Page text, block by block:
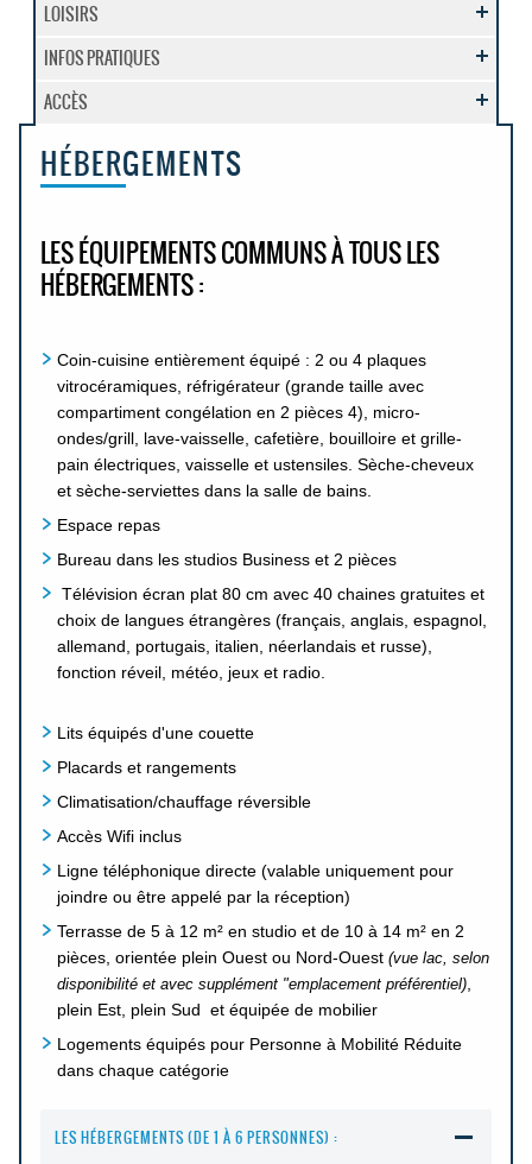
LOISIRS
INFOS PRATIQUES
ACCÈS
HÉBERGEMENTS
LES ÉQUIPEMENTS COMMUNS À TOUS LES
HÉBERGEMENTS :
Coin-cuisine entièrement équipé : 2 ou 4 plaques
vitrocéramiques, réfrigérateur (grande taille avec
compartiment congélation en 2 pièces 4), micro-
ondes/grill, lave-vaisselle, cafetière, bouilloire et grille-
pain électriques, vaisselle et ustensiles. Sèche-cheveux
et sèche-serviettes dans la salle de bains.
Espace repas
Bureau dans les studios Business et 2 pièces
Télévision écran plat 80 cm avec 40 chaines gratuites et
choix de langues étrangères (français, anglais, espagnol,
allemand, portugais, italien, néerlandais et russe),
fonction réveil, météo, jeux et radio.
Lits équipés d'une couette
Placards et rangements
Climatisation/chauffage réversible
Accès Wifi inclus
Ligne téléphonique directe (valable uniquement pour
joindre ou être appelé par la réception)
Terrasse de 5 à 12 m² en studio et de 10 à 14 m² en 2
pièces, orientée plein Ouest ou Nord-Ouest (vue lac, selon
disponibilité et avec supplément "emplacement préférentiel)
plein Est, plein Sud et équipée de mobilier
Logements équipés pour Personne à Mobilité Réduite
dans chaque catégorie
LES HÉBERGEMENTS (DE 1 À 6 PERSONNES) :